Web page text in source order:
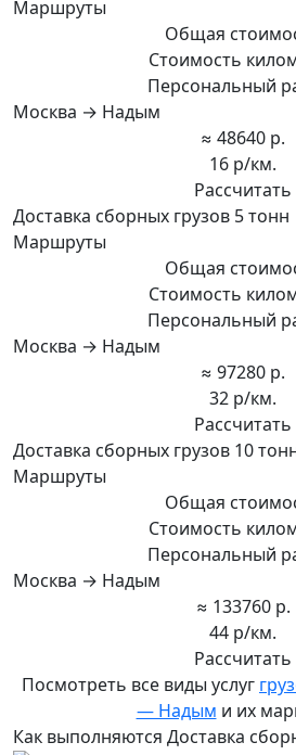
Маршруты
Общая
Стоимость
Персональный
Москва → Надым
≈ 48640 р.
16 р/км.
Рассчитать
Доставка сборных грузов 5 тонн
Маршруты
Общая
Стоимость
Персональный
Москва → Надым
≈ 97280 р.
32 р/км.
Рассчитать
Доставка сборных грузов 10
Маршруты
Общая
Стоимость
Персональный
Москва → Надым
≈ 133760 р.
44 р/км.
Рассчитать
Посмотреть все виды услуг
— Надым и их
Как выполняются Доставка